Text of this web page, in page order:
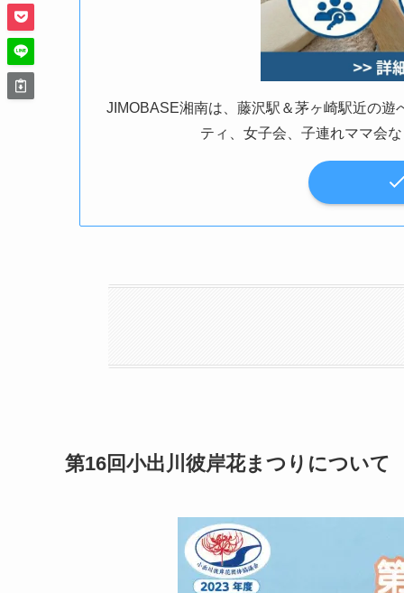
JIMOBASE湘南は、藤沢駅＆茅ヶ崎駅近の
ティ、女子会、子連れママ会
第16回小出川彼岸花まつりについて